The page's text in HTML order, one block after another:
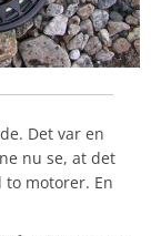
Det var en
nu se, at det
to motorer. En